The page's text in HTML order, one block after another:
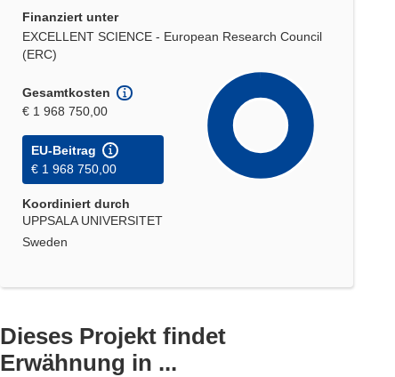
Finanziert unter
EXCELLENT SCIENCE - European Research Council
(ERC)
Gesamtkosten
€ 1 968 750,00
EU-Beitrag
€ 1 968 750,00
Koordiniert durch
UPPSALA UNIVERSITET
Sweden
Dieses Projekt findet
Erwähnung in ...